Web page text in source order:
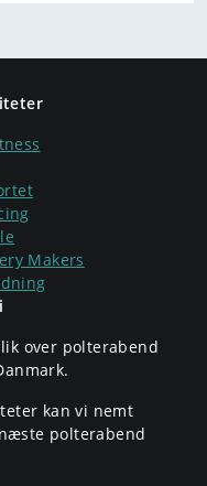
Makers
over polterabend
kan vi nemt
polterabend